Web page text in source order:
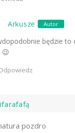
Arkusze Autor
będzie to
😉
pozdro